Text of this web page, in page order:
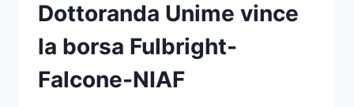
BORSE
STUDIO
“ANTONINO
GIUFFRÈ”
Dottoranda Unime vince
la borsa Fulbright-
Falcone-NIAF